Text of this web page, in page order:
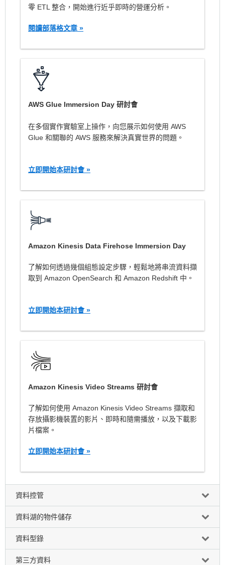
零 ETL 整合，開始進行近乎即時的營運分析。
閱讀部落格文章 »
AWS Glue Immersion Day 研討會
在多個實作實驗室上操作，向您展示如何使用 AWS
Glue 和關聯的 AWS 服務來解決真實世界的問題。
立即開始本研討會 »
Amazon Kinesis Data Firehose Immersion Day
了解如何透過幾個組態設定步驟，輕鬆地將串流資料擷
取到 Amazon OpenSearch 和 Amazon Redshift 中。
立即開始本研討會 »
Amazon Kinesis Video Streams 研討會
了解如何使用 Amazon Kinesis Video Streams 擷取和
存放攝影機裝置的影片、即時和隨需播放，以及下載影
片檔案。
立即開始本研討會 »
資料控管
資料湖的物件儲存
資料型錄
第三方資料